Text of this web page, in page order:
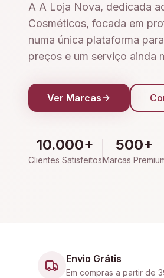
A A Loja Nova, dedicada
Cosméticos, focada em
numa única plataforma
preços e um serviço ainda
Ver Marcas
10.000+
Clientes Satisfeitos
500+
Marcas
Envio Grátis
Em compras a partir de